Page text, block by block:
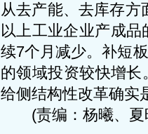
从去产能、去库存方
以上工业企业产成
续7个月减少。补短
的领域投资较快增
给侧结构性改革确实
(责编：杨曦、夏